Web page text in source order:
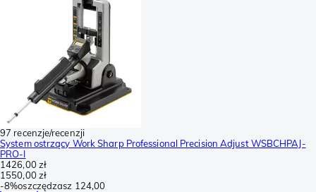
97 recenzje/recenzji
System ostrzący Work Sharp Professional Precision Adjust WSBCHPAJ-
PRO-I
1426,00 zł
1550,00 zł
-8%oszczędzasz 124,00